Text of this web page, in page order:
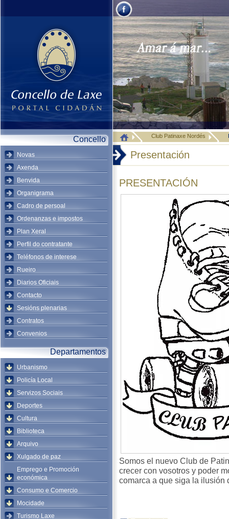
Concello
Novas
Axenda
Benvida
Organigrama
Cadro de persoal
Ordenanzas e impostos
Plan Xeral
Perfil do contratante
Teléfonos de interese
Rueiro
Diarios Oficiais
Contacto
Sesións plenarias
Contratos
Convenios
Departamentos
Urbanismo
Policía Local
Servizos Sociais
Deportes
Cultura
Biblioteca
Arquivo
Xulgado de paz
Emprego e Promoción
económica
Consumo e Comercio
Mocidade
Turismo Laxe
Club Patinaxe Nordés
Presentación
PRESENTACIÓN
Somos el nuevo Club de
crecer con vosotros y poder
comarca a que siga la ilusión